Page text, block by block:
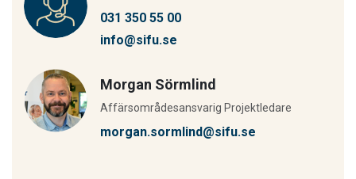
031 350 55 00
info@sifu.se
Morgan Sörmlind
Affärsområdesansvarig Projektledare
morgan.sormlind@sifu.se